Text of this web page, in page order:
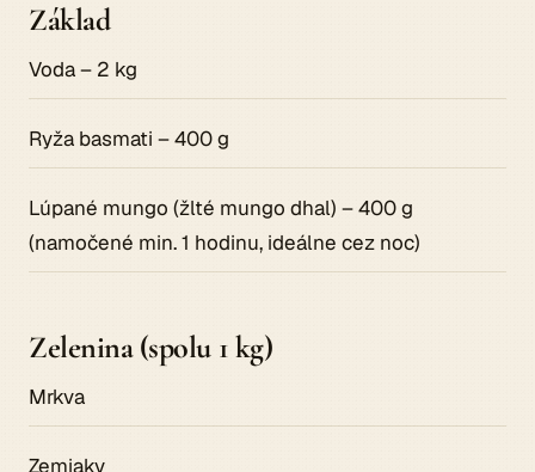
Základ
Voda – 2 kg
Ryža basmati – 400 g
Lúpané mungo (žlté mungo dhal) – 400 g
(namočené min. 1 hodinu, ideálne cez noc)
Zelenina (spolu 1 kg)
Mrkva
Zemiaky